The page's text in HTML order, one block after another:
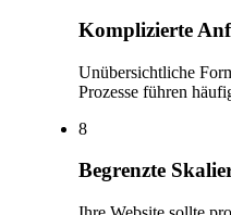
Komplizierte
Unübersichtliche
Prozesse führen
8
Begrenzte